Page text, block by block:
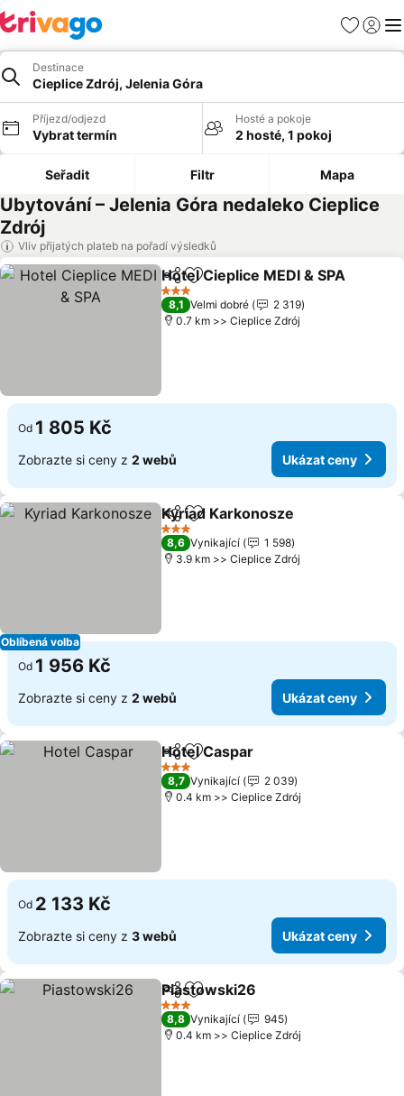
Oblíbené
Destinace
Cieplice Zdrój, Jelenia Góra
Příjezd/odjezd
Vybrat termín
Hosté a pokoje
2 hosté, 1 pokoj
Seřadit Filtr Mapa
Ubytování – Jelenia Góra nedaleko Cieplice
Zdrój
Vliv přijatých plateb na pořadí výsledků
SdíletPřidat na seznam oblíbených
Hotel Cieplice MEDI & SPA
3 Počet hvězdiček
8,1 Velmi dobré
2 319
0.7 km >> Cieplice Zdrój
Od 1 805 Kč
Zobrazte si ceny z 2 webů Ukázat ceny
Oblíbená volba
SdíletPřidat na seznam oblíbených
Kyriad Karkonosze
3 Počet hvězdiček
8,6 Vynikající
1 598
3.9 km >> Cieplice Zdrój
Od 1 956 Kč
Zobrazte si ceny z 2 webů Ukázat ceny
SdíletPřidat na seznam oblíbených
Hotel Caspar
3 Počet hvězdiček
8,7 Vynikající
2 039
0.4 km >> Cieplice Zdrój
Od 2 133 Kč
Zobrazte si ceny z 3 webů Ukázat ceny
SdíletPřidat na seznam oblíbených
Piastowski26
3 Počet hvězdiček
8,8 Vynikající
945
0.4 km >> Cieplice Zdrój